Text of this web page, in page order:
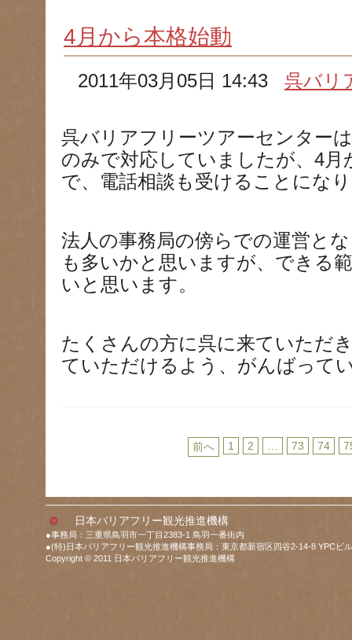
4月から本格始動
2011年03月05日 14:43呉バリ
呉バリアフリーツアーセンター
のみで対応していましたが、4月
で、電話相談も受けることにな
法人の事務局の傍らでの運営と
も多いかと思いますが、できる
いと思います。
たくさんの方に呉に来ていただ
ていただけるよう、がんばって
前へ 1 2 73 74
日本バリアフリー観光推進機構
●事務局：三重県鳥羽市一丁目2383-1 鳥羽一番街内
●(特)日本バリアフリー観光推進機構事務局：東京都新宿区四谷2-14-8 YPCビ
Copyright © 2011 日本バリアフリー観光推進機構